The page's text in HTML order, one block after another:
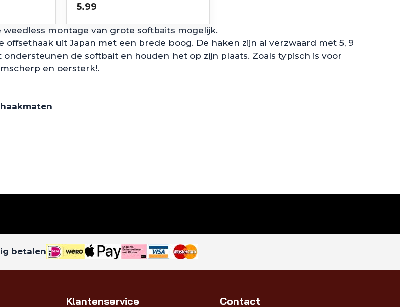
5.99
montage van grote softbaits mogelijk.
uit Japan met een brede boog. De haken zijn al verzwaard met 5, 9
de softbait en houden het op zijn plaats. Zoals typisch is voor
en oersterk!.
betalen
Klantenservice Contact